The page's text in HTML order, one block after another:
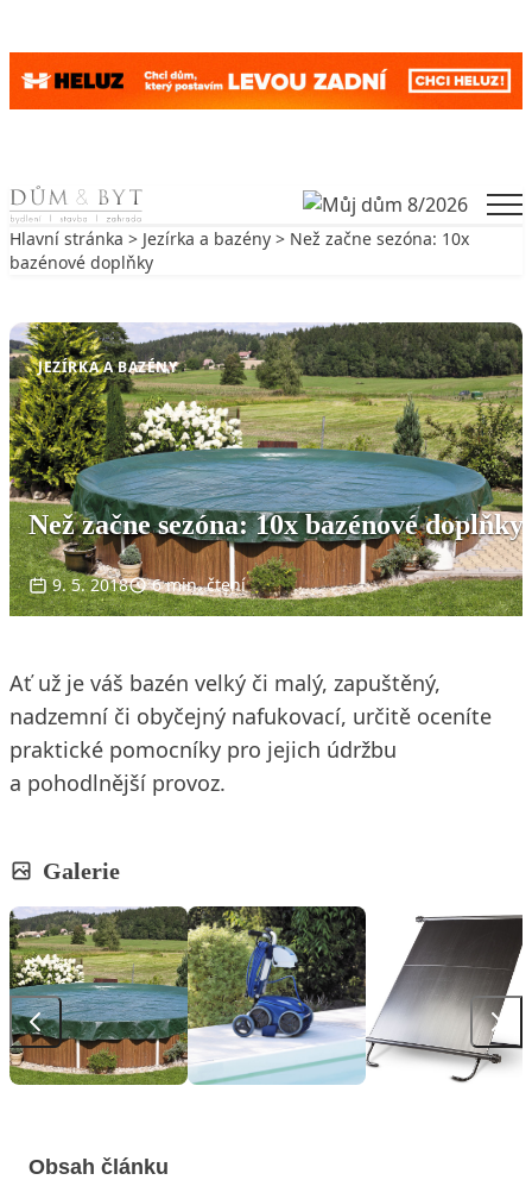
Skip to content
Hlavní stránka > Jezírka a bazény > Než začne sezóna: 10x
bazénové doplňky
JEZÍRKA A BAZÉNY
Než začne sezóna: 10x bazénové doplňky
9. 5. 2018 6 min. čtení
Ať už je váš bazén velký či malý, zapuštěný,
nadzemní či obyčejný nafukovací, určitě oceníte
praktické pomocníky pro jejich údržbu
a pohodlnější provoz.
Galerie
Obsah článku